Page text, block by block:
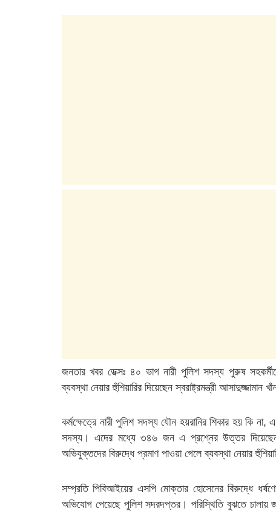
জনতার খবর ডেক্সঃ ৪০ ভাগ নারী পুলিশ সদস্য পুরুষ
ব্যবস্থা নেয়ার হুঁশিয়ারির দিয়েছেন স্বরাষ্ট্রমন্ত্রী আসাদুজ্জামান
কর্মক্ষেত্রে নারী পুলিশ সদস্য যৌন হয়রানির শিকার হয় কি
সদস্য। এদের মধ্যে ৩৪৬ জন এ প্রশ্নের উত্তর
অভিযুক্তদের বিরুদ্ধে প্রমাণ পাওয়া গেলে ব্যবস্থা নেয়ার
সম্প্রতি পিবিআইয়ের এসপি মোক্তার হোসেনের বিরুদ্ধে
অভিযোগ পেয়েছে পুলিশ সদরদপ্তর। পরিস্থিতি বুঝতে চালায়